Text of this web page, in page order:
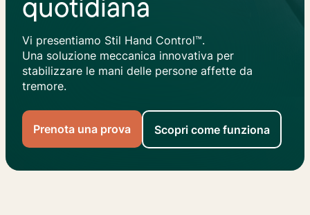
Vi presentiamo Stil Hand Control™.
Una soluzione meccanica innovativa per
stabilizzare le mani delle persone affette da
tremore.
Prenota una prova Scopri come funziona